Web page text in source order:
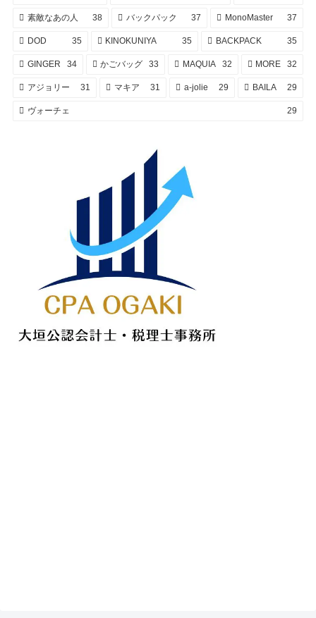
素敵なあの人 38 バックパック 37 MonoMaster 37
DOD 35 KINOKUNIYA 35 BACKPACK 35
GINGER 34 かごバッグ 33 MAQUIA 32 MORE 32
アジョリー 31 マキア 31 a-jolie 29 BAILA 29
ヴォーチェ 29